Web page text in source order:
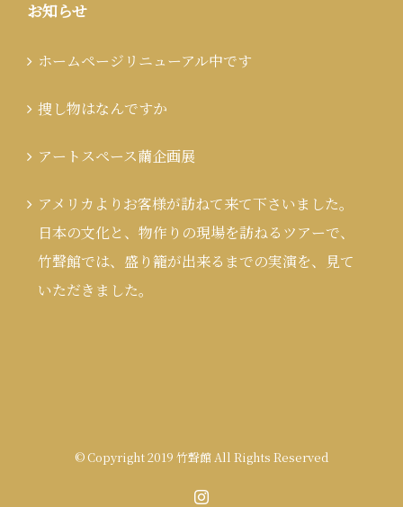
お知らせ
ホームページリニューアル中です
捜し物はなんですか
アートスペース繭企画展
アメリカよりお客様が訪ねて来て下さいました。
日本の文化と、物作りの現場を訪ねるツアーで、
竹聲館では、盛り籠が出来るまでの実演を、見て
いただきました。
© Copyright 2019 竹聲館 All Rights Reserved
Instagram